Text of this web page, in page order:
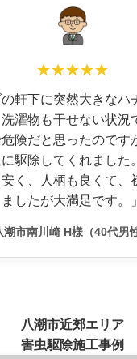
★★★★★
の軒下に突然大きなハ
濯物も干せない状況
険だと思ったのです
駆除してくれました
く、人柄も良くて、
ましたが大満足です。」
潮市南川崎 H様（40代男
八潮市近郊エリア
害虫駆除施工事例